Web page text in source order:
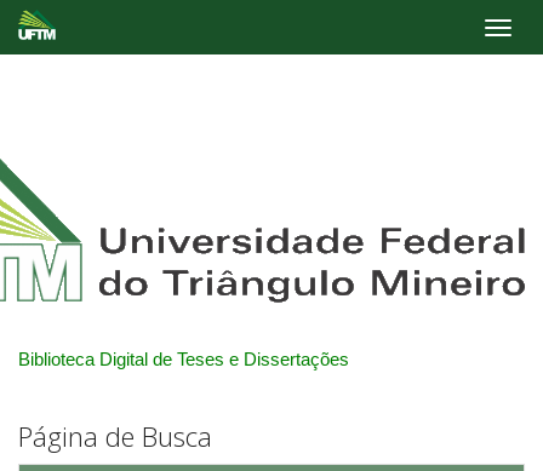
Biblioteca Digital de Teses e Dissertações
Página de Busca